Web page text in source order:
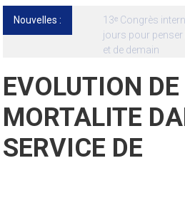
Nouvelles :
13ᵉ Congrès
jours pour penser
et de demain
EVOLUTION
MORTALITE
SERVICE DE